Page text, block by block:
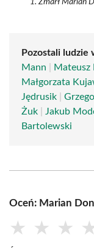
Zmarł Marian
Pozostali
Mann
Mateusz
Małgorzata
Jędrusik
Żuk
Jakub
Bartolewski
Oceń: Marian
★ ★ ★